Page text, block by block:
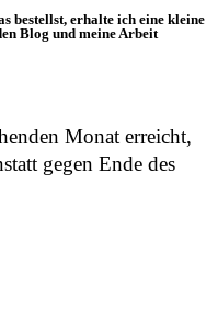
bestellst, erhalte ich eine kleine
Blog und meine Arbeit
Monat erreicht,
gegen Ende des